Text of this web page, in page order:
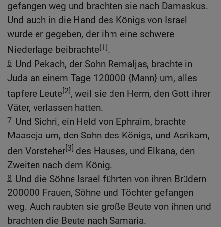
gefangen weg und brachten sie nach Damaskus.
Und auch in die Hand des Königs von Israel
wurde er gegeben, der ihm eine schwere
Niederlage beibrachte[1].
6 Und Pekach, der Sohn Remaljas, brachte in
Juda an einem Tage 120000 {Mann} um, alles
tapfere Leute[2], weil sie den Herrn, den Gott ihrer
Väter, verlassen hatten.
7 Und Sichri, ein Held von Ephraim, brachte
Maaseja um, den Sohn des Königs, und Asrikam,
den Vorsteher[3] des Hauses, und Elkana, den
Zweiten nach dem König.
8 Und die Söhne Israel führten von ihren Brüdern
200000 Frauen, Söhne und Töchter gefangen
weg. Auch raubten sie große Beute von ihnen und
brachten die Beute nach Samaria.